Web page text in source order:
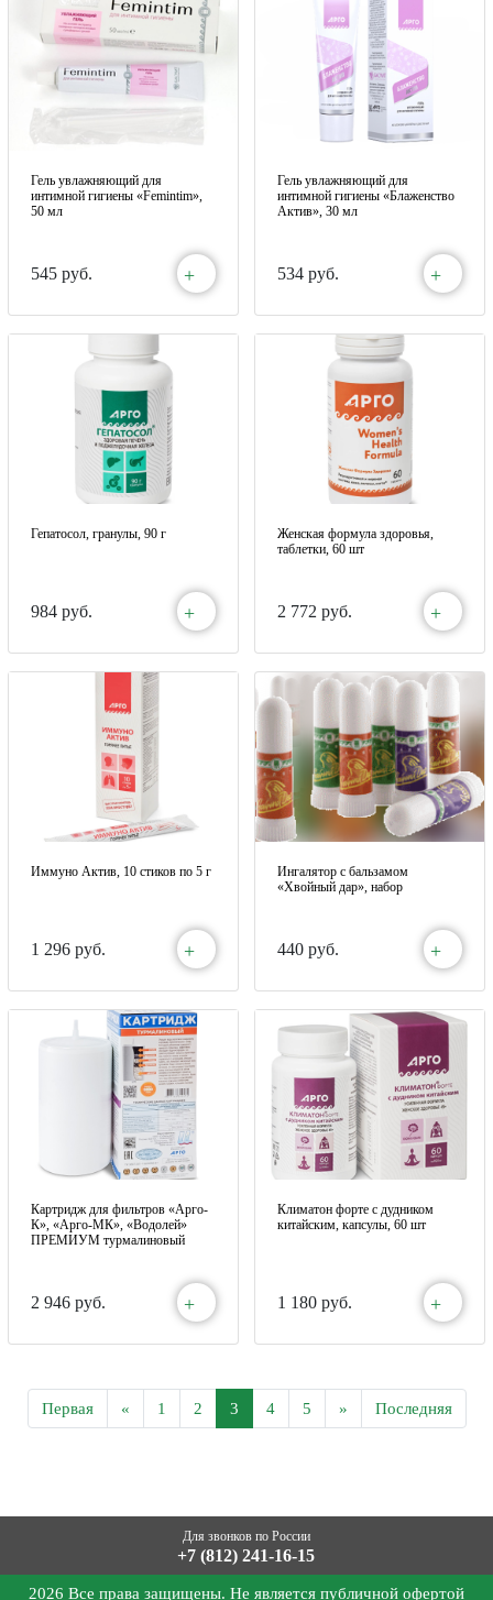
Гель увлажняющий для
интимной гигиены «Femintim»,
50 мл
545 руб. +
Гель увлажняющий для
интимной гигиены «Блаженство
Актив», 30 мл
534 руб. +
Гепатосол, гранулы, 90 г
984 руб. +
Женская формула здоровья,
таблетки, 60 шт
2 772 руб. +
Иммуно Актив, 10 стиков по 5 г
1 296 руб. +
Ингалятор с бальзамом
«Хвойный дар», набор
440 руб. +
Картридж для фильтров «Арго-
К», «Арго-МК», «Водолей»
ПРЕМИУМ турмалиновый
2 946 руб. +
Климатон форте с дудником
китайским, капсулы, 60 шт
1 180 руб. +
Первая « 1 2 3 4 5 » Последняя
Для звонков по России
+7 (812) 241-16-15
2026 Все права защищены. Не является публичной офертой